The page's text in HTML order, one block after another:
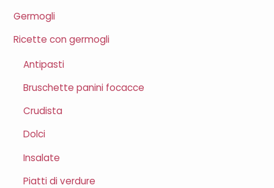
Germogli
Ricette con germogli
Antipasti
Bruschette panini focacce
Crudista
Dolci
Insalate
Piatti di verdure